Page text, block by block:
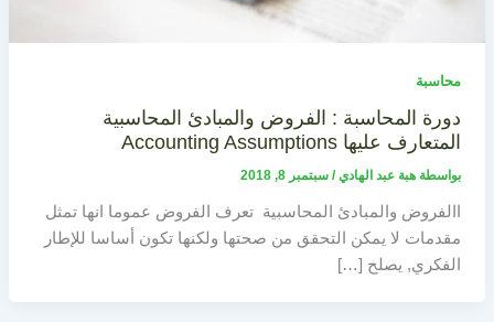
محاسبة
دورة المحاسبة : الفروض والمبادئ المحاسبية
المتعارف عليها Accounting Assumptions
بواسطة هبة عبد الهادي/ سبتمبر 8, 2018
االفروض والمبادئ المحاسبية تعرف الفروض عموما انها تمثل
مقدمات لا يمكن التحقق من صحتها ولكنها تكون أساسا للإطار
الفكري, يصلح […]